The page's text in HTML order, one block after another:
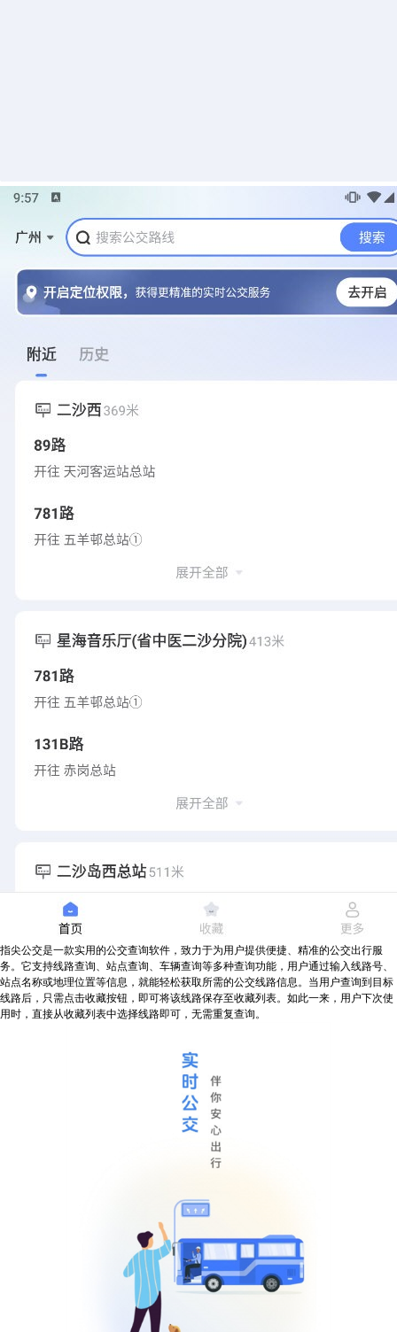
指尖公交是一款实用的公交查询软件，致力于为用户提供便捷、精准的公交出行服
务。它支持线路查询、站点查询、车辆查询等多种查询功能，用户通过输入线路号、
站点名称或地理位置等信息，就能轻松获取所需的公交线路信息。当用户查询到目标
线路后，只需点击收藏按钮，即可将该线路保存至收藏列表。如此一来，用户下次使
用时，直接从收藏列表中选择线路即可，无需重复查询。